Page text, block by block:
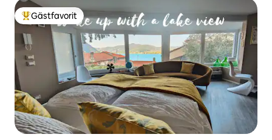
Populär gästfavorit
Gästfavorit